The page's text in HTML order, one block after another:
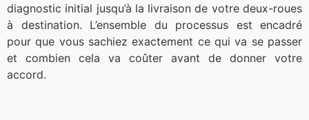
diagnostic initial jusqu’à la livraison de votre deux-roues
à destination. L’ensemble du processus est encadré
pour que vous sachiez exactement ce qui va se passer
et combien cela va coûter avant de donner votre
accord.